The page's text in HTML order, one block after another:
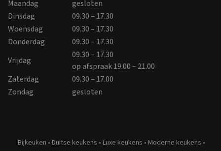
Maandag
gesloten
Dinsdag
09.30 – 17.30
Woensdag
09.30 – 17.30
Donderdag
09.30 – 17.30
Vrijdag
09.30 – 17.30
op afspraak 19.00 – 21.00
Zaterdag
09.30 – 17.00
Zondag
gesloten
Bijkeuken • Duitse keukens • Luxe keukens • Moderne keukens •